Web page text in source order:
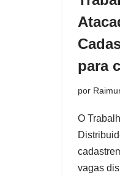
para
por
O
vagas